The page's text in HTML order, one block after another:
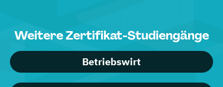
Weitere Zertifikat-Studiengänge
Betriebswirt